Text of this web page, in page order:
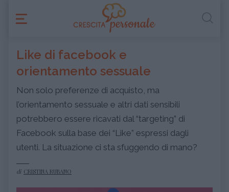
Like di facebook e
orientamento sessuale
Non solo preferenze di acquisto, ma
l’orientamento sessuale e altri dati sensibili
potrebbero essere ricavati dal “targeting” di
Facebook sulla base dei “Like” espressi dagli
utenti. La situazione ci sta sfuggendo di mano?
di CRISTINA RUBANO